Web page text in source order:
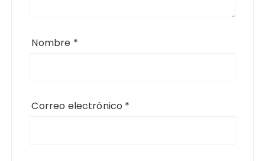
Nombre *
Correo electrónico *